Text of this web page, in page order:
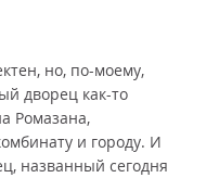
но, по-моему,
дворец как-то
Ромазана,
и городу. И
названный сегодня